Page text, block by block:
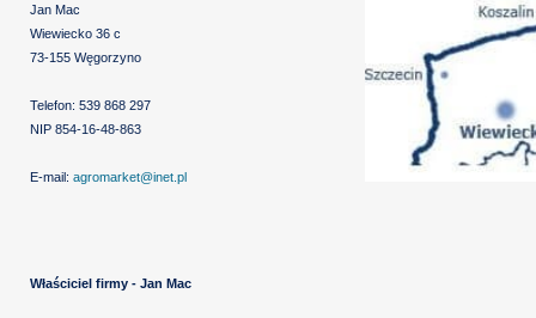
Jan Mac
Wiewiecko 36 c
73-155 Węgorzyno
Telefon: 539 868 297
NIP 854-16-48-863
E-mail: agromarket@inet.pl
Właściciel firmy - Jan Mac